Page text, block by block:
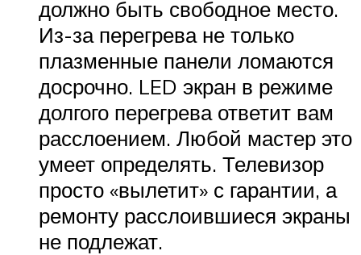
должно быть свободное место.
Из-за перегрева не только
плазменные панели ломаются
досрочно. LED экран в режиме
долгого перегрева ответит вам
расслоением. Любой мастер это
умеет определять. Телевизор
просто «вылетит» с гарантии, а
ремонту расслоившиеся экраны
не подлежат.